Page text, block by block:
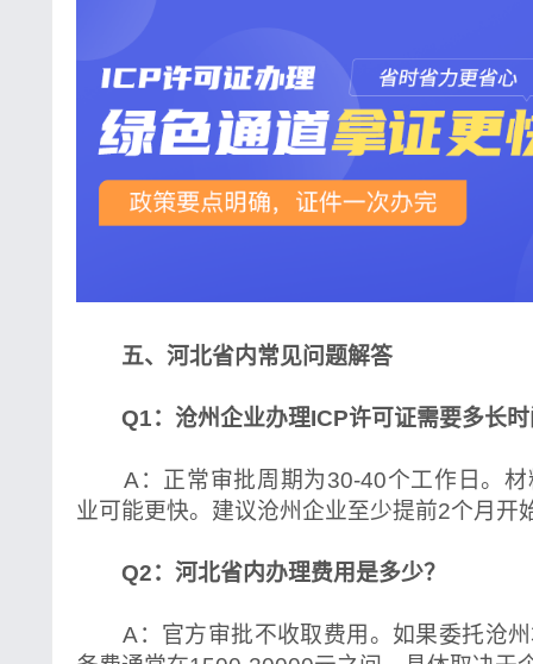
五、河北省内常见问题解答
Q1：沧州企业办理ICP许可证需要多长时
A：正常审批周期为30-40个工作日。材
业可能更快。建议沧州企业至少提前2个月开
Q2：河北省内办理费用是多少？
A：官方审批不收取费用。如果委托沧州